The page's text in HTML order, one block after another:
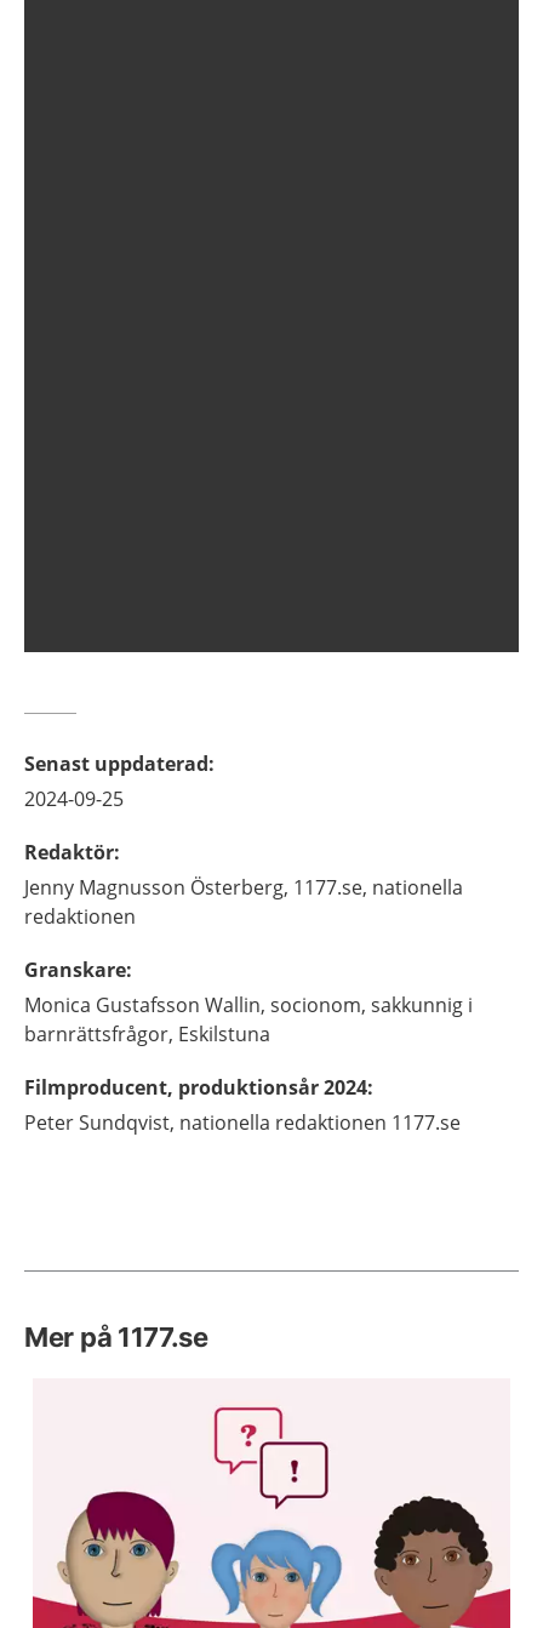
Senast uppdaterad:
2024-09-25
Redaktör:
Jenny Magnusson Österberg, 1177.se, nationella
redaktionen
Granskare:
Monica Gustafsson Wallin, socionom, sakkunnig i
barnrättsfrågor, Eskilstuna
Filmproducent, produktionsår 2024:
Peter Sundqvist, nationella redaktionen 1177.se
Mer på 1177.se